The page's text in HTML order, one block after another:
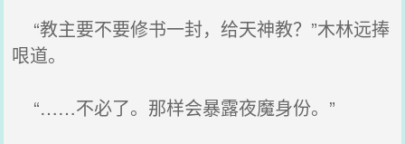
“教主要不要修书一封，给天神教？”木林远捧
哏道。
“……不必了。那样会暴露夜魔身份。”